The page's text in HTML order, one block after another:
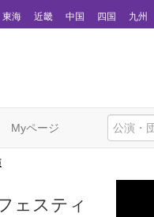
東海 近畿 中国 四国 九州
Myページ
ェスティ